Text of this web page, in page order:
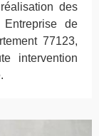
des
de
77123,
intervention